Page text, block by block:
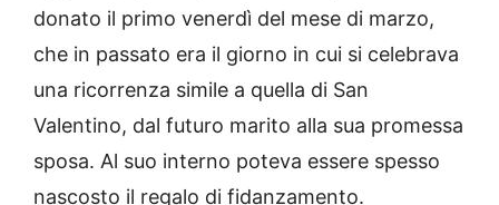
donato il primo venerdì del mese di marzo,
che in passato era il giorno in cui si celebrava
una ricorrenza simile a quella di San
Valentino, dal futuro marito alla sua promessa
sposa. Al suo interno poteva essere spesso
nascosto il regalo di fidanzamento.